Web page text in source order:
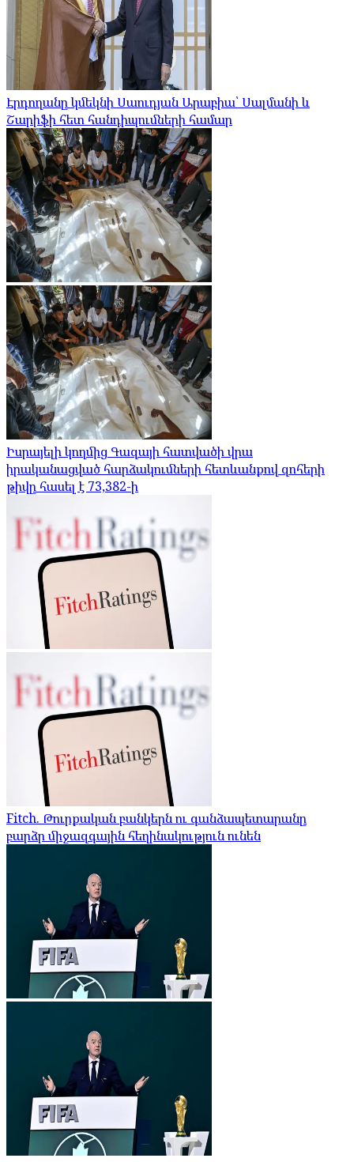
Էրդողանը կմեկնի Սաուդյան Արաբիա՝ Սալմանի և
Շարիֆի հետ հանդիպումների համար
Իսրայելի կողմից Գազայի հատվածի վրա
իրականացված հարձակումների հետևանքով զոհերի
թիվը հասել է 73,382-ի
Fitch. Թուրքական բանկերն ու գանձապետարանը
բարձր միջազգային հեղինակություն ունեն